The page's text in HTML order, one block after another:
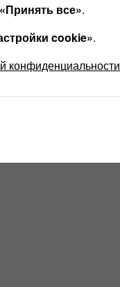
«Принять все».
cookie».
конфиденциальности